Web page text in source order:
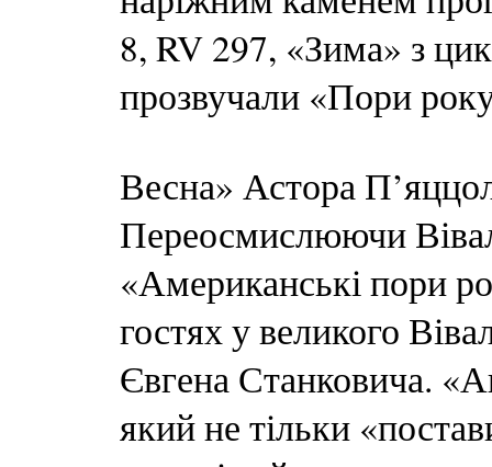
8, RV 297, «Зима» з
прозвучали «Пори
Весна» Астора
Переосмислюючи
«Американські пори
гостях у великого
Євгена Станковича.
який не тільки